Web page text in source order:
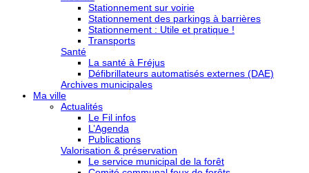
Stationnement sur voirie
Stationnement des parkings à barrières
Stationnement : Utile et pratique !
Transports
Santé
La santé à Fréjus
Défibrillateurs automatisés externes (DAE)
Archives municipales
Ma ville
Actualités
Le Fil infos
L’Agenda
Publications
Valorisation & préservation
Le service municipal de la forêt